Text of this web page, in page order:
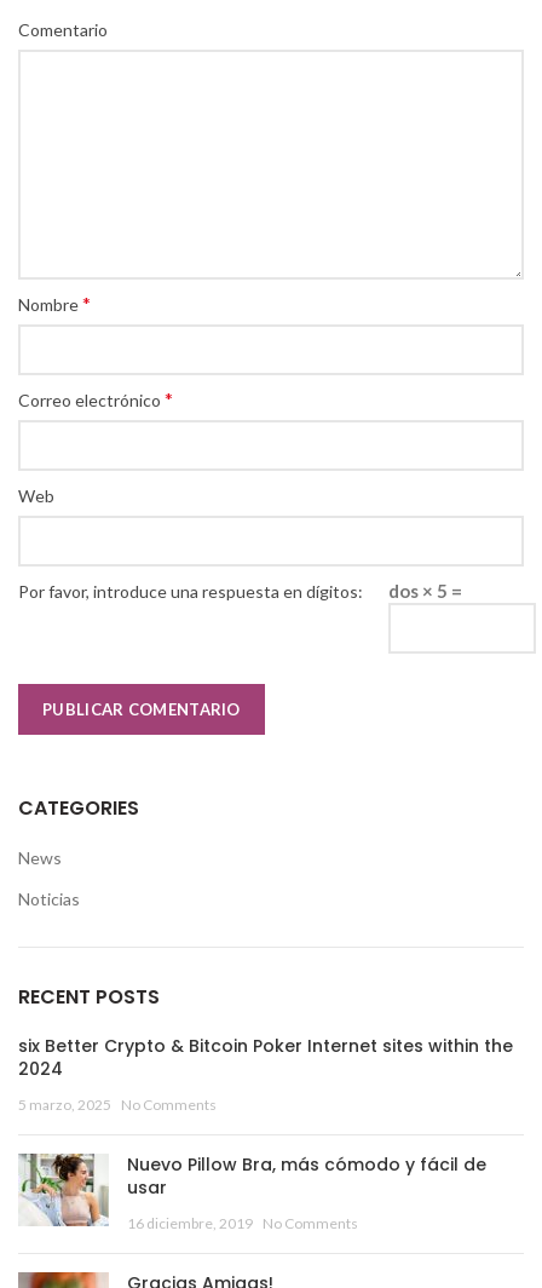
Comentario
Nombre*
Correo electrónico *
Web
Por favor, introduce una respuesta en dígitos: dos × 5 =
CATEGORIES
News
Noticias
RECENT POSTS
six Better Crypto & Bitcoin Poker Internet sites within the
2024
5 marzo, 2025 No Comments
Nuevo Pillow Bra, más cómodo y fácil de
usar
16 diciembre, 2019 No Comments
Gracias Amigas!